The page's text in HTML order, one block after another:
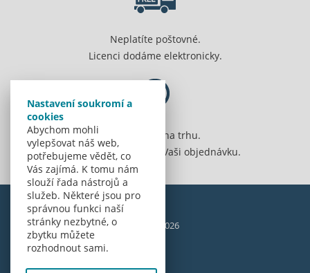
Nastavení soukromí a
cookies
Abychom mohli
vylepšovat náš web,
potřebujeme vědět, co
Vás zajímá. K tomu nám
slouží řada nástrojů a
služeb. Některé jsou pro
správnou funkci naší
stránky nezbytné, o
zbytku můžete
rozhodnout sami.
Neplatíte poštovné.
Licenci dodáme elektronicky.
Jsme 20 let na trhu.
Spolehlivě vyřídíme Vaši objednávku.
© Amenit Software Solutions, 1998 - 2026
Powered bynopCommerce